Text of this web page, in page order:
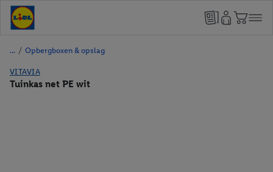
/ Opbergboxen & opslag
VITAVIA
Tuinkas net PE wit